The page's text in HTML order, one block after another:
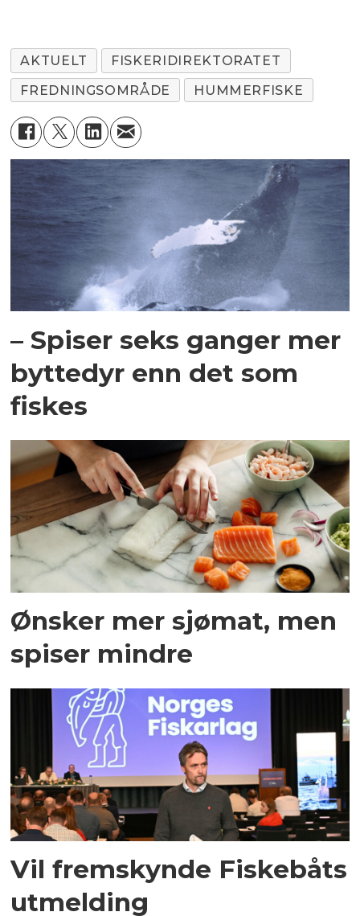
AKTUELT
FISKERIDIREKTORATET
FREDNINGSOMRÅDE
HUMMERFISKE
– Spiser seks ganger mer
byttedyr enn det som
fiskes
Ønsker mer sjømat, men
spiser mindre
Vil fremskynde Fiskebåts
utmelding